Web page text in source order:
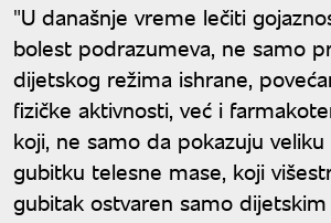
"U današnje vreme lečiti
bolest podrazumeva, ne samo
dijetskog režima ishrane,
fizičke aktivnosti, već i
koji, ne samo da pokazuju
gubitku telesne mase, koji
gubitak ostvaren samo